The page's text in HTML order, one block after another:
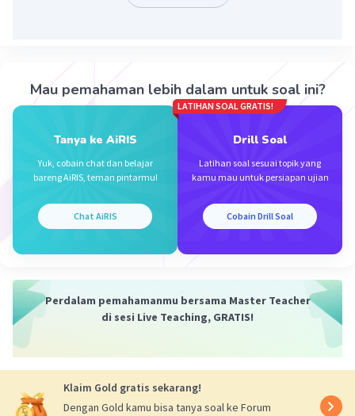
Iklan
Mau pemahaman lebih dalam untuk soal ini?
Tanya ke AiRIS
Yuk, cobain chat dan belajar
bareng AiRIS, teman pintarmu!
Chat AiRIS
LATIHAN SOAL GRATIS!
Drill Soal
Latihan soal sesuai topik yang
kamu mau untuk persiapan ujian
Cobain Drill Soal
Perdalam pemahamanmu bersama Master Teacher
di sesi Live Teaching, GRATIS!
Klaim Gold gratis sekarang!
Dengan Gold kamu bisa tanya soal ke Forum